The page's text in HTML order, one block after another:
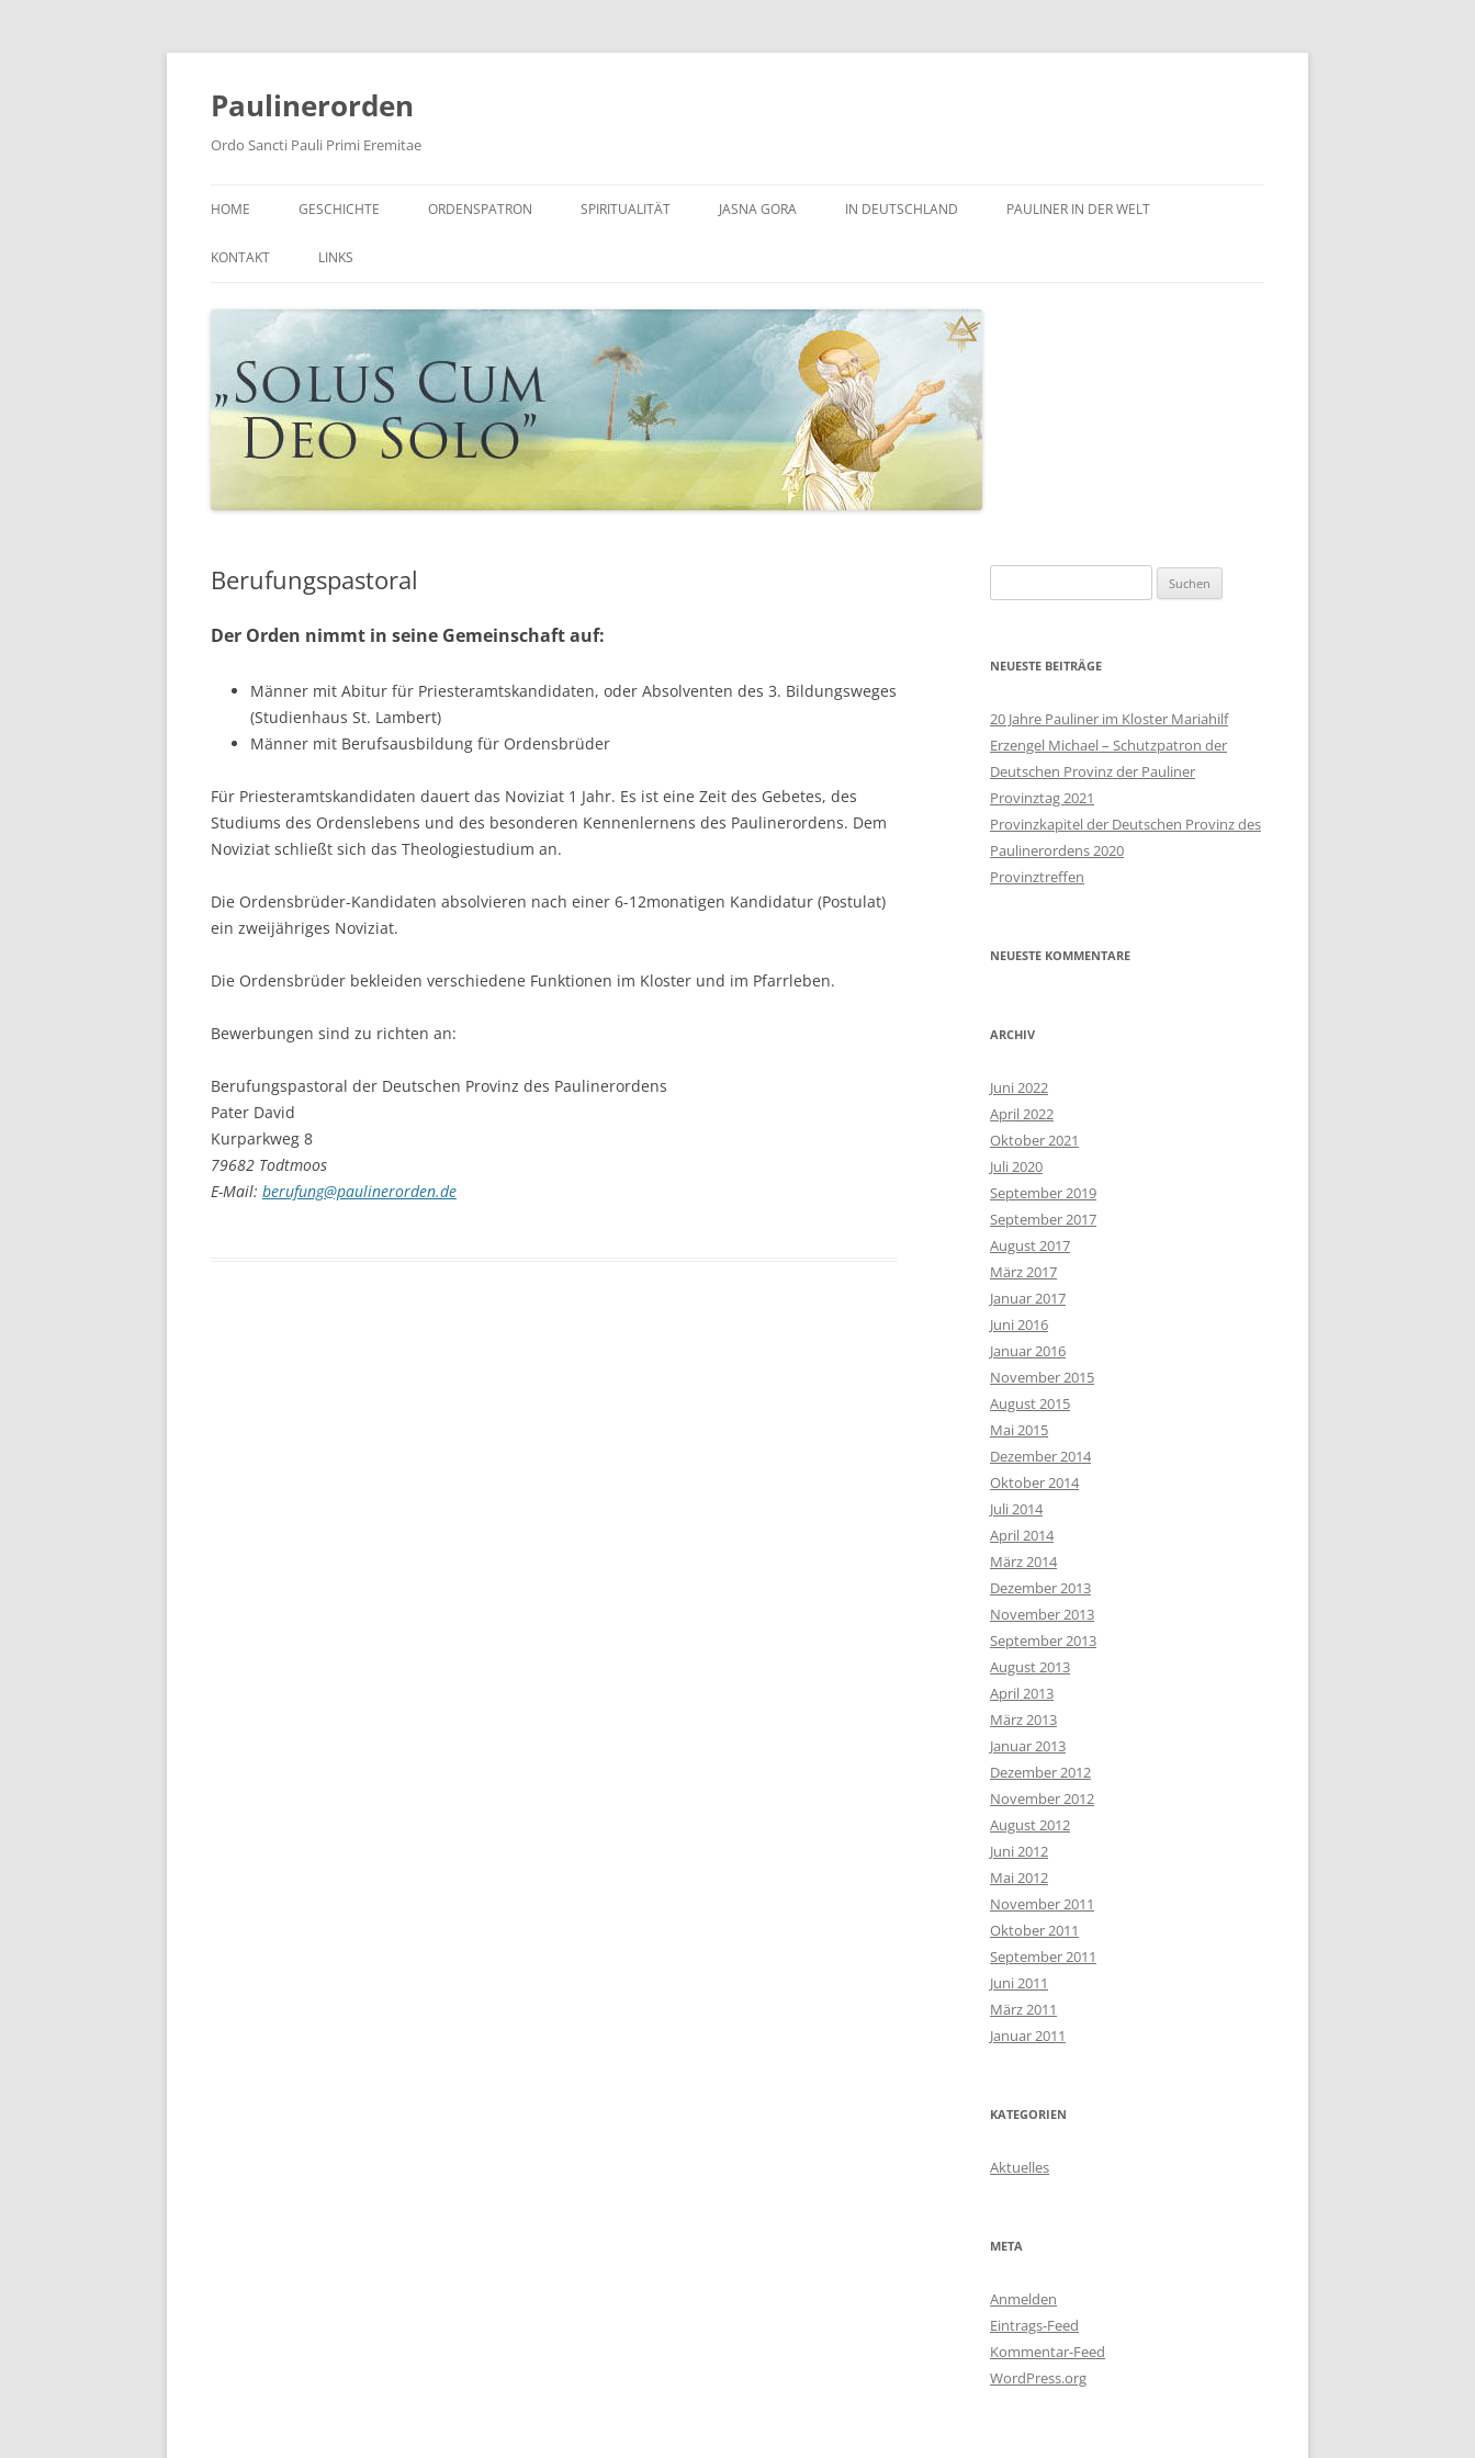
Zum
springen
Paulinerorden
Ordo Sancti Pauli Primi Eremitae
HOME GESCHICHTE
DER PAULINERORDEN HEUTE
WAPPEN UND FAHNE
ORDENSPATRON
DER ORDENSPATRON
SPIRITUALITÄT JASNA GORA IN DEUTSCHLAND
PASSAU
TODTMOOS
PAULINER IN DER WELT
SLOWAKEI
TSCHECHISCHE REPUBLIK
UNGARN
VEREINIGTE STAATEN
KONTAKT LINKS
Berufungspastoral
Der Orden nimmt in seine Gemeinschaft auf:
Männer mit Abitur für Priesteramtskandidaten, oder Absolventen des 3. Bildungsweges
(Studienhaus St. Lambert)
Männer mit Berufsausbildung für Ordensbrüder
Für Priesteramtskandidaten dauert das Noviziat 1 Jahr. Es ist eine Zeit des Gebetes, des
Studiums des Ordenslebens und des besonderen Kennenlernens des Paulinerordens. Dem
Noviziat schließt sich das Theologiestudium an.
Die Ordensbrüder-Kandidaten absolvieren nach einer 6-12monatigen Kandidatur (Postulat)
ein zweijähriges Noviziat.
Die Ordensbrüder bekleiden verschiedene Funktionen im Kloster und im Pfarrleben.
Bewerbungen sind zu richten an:
Berufungspastoral der Deutschen Provinz des Paulinerordens
Pater David
Kurparkweg 8
79682 Todtmoos
E-Mail: berufung@paulinerorden.de
nach:
NEUESTE BEITRÄGE
20 Jahre Pauliner im Kloster Mariahilf
Erzengel Michael – Schutzpatron der
Deutschen Provinz der Pauliner
Provinztag 2021
Provinzkapitel der Deutschen Provinz des
Paulinerordens 2020
Provinztreffen
NEUESTE KOMMENTARE
ARCHIV
Juni 2022
April 2022
Oktober 2021
Juli 2020
September 2019
September 2017
August 2017
März 2017
Januar 2017
Juni 2016
Januar 2016
November 2015
August 2015
Mai 2015
Dezember 2014
Oktober 2014
Juli 2014
April 2014
März 2014
Dezember 2013
November 2013
September 2013
August 2013
April 2013
März 2013
Januar 2013
Dezember 2012
November 2012
August 2012
Juni 2012
Mai 2012
November 2011
Oktober 2011
September 2011
Juni 2011
März 2011
Januar 2011
KATEGORIEN
Aktuelles
META
Anmelden
Eintrags-Feed
Kommentar-Feed
WordPress.org